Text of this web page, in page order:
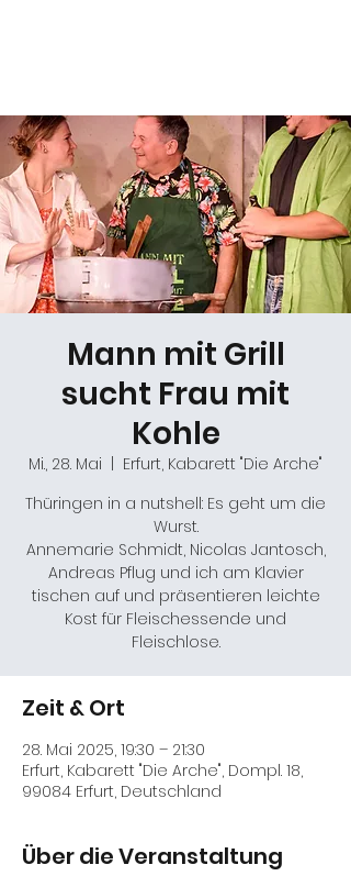
Mann mit Grill
sucht Frau mit
Kohle
Mi., 28. Mai
Erfurt, Kabarett "Die Arche"
Thüringen in a nutshell: Es geht um die
Wurst.
Annemarie Schmidt, Nicolas Jantosch,
Andreas Pflug und ich am Klavier
tischen auf und präsentieren leichte
Kost für Fleischessende und
Fleischlose.
Zeit & Ort
28. Mai 2025, 19:30 – 21:30
Erfurt, Kabarett "Die Arche", Dompl. 18,
99084 Erfurt, Deutschland
Über die Veranstaltung